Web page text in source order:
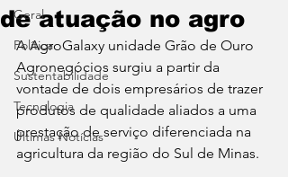
Geral
Política
Sustentabilidade
Tecnologia
Últimas Notícias
de atuação no agro
A AgroGalaxy unidade Grão de Ouro
Agronegócios surgiu a partir da
vontade de dois empresários de trazer
produtos de qualidade aliados a uma
prestação de serviço diferenciada na
agricultura da região do Sul de Minas.